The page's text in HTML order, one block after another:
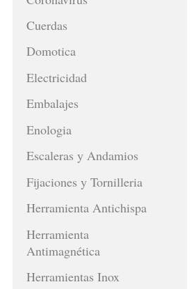
Cuerdas
Domotica
Electricidad
Embalajes
Enologia
Escaleras y Andamios
Fijaciones y Tornilleria
Herramienta Antichispa
Herramienta
Antimagnética
Herramientas Inox